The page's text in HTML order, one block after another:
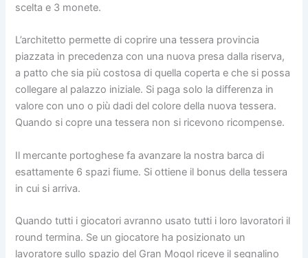
scelta e 3 monete.
L’architetto permette di coprire una tessera provincia
piazzata in precedenza con una nuova presa dalla riserva,
a patto che sia più costosa di quella coperta e che si possa
collegare al palazzo iniziale. Si paga solo la differenza in
valore con uno o più dadi del colore della nuova tessera.
Quando si copre una tessera non si ricevono ricompense.
Il mercante portoghese fa avanzare la nostra barca di
esattamente 6 spazi fiume. Si ottiene il bonus della tessera
in cui si arriva.
Quando tutti i giocatori avranno usato tutti i loro lavoratori il
round termina. Se un giocatore ha posizionato un
lavoratore sullo spazio del Gran Mogol riceve il segnalino